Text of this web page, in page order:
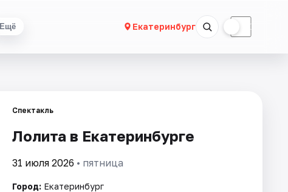
Ещё Екатеринбург ☾
Спектакль
Лолита в Екатеринбурге
31 июля 2026 • пятница
Город: Екатеринбург